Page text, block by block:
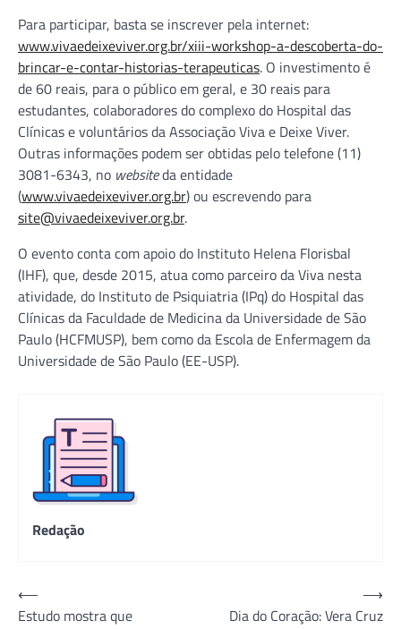
Para participar, basta se inscrever pela internet:
www.vivaedeixeviver.org.br/xiii-workshop-a-descoberta-do-
brincar-e-contar-historias-terapeuticas. O investimento é
de 60 reais, para o público em geral, e 30 reais para
estudantes, colaboradores do complexo do Hospital das
Clínicas e voluntários da Associação Viva e Deixe Viver.
Outras informações podem ser obtidas pelo telefone (11)
3081-6343, no websiteda entidade
(www.vivaedeixeviver.org.br) ou escrevendo para
site@vivaedeixeviver.org.br.
O evento conta com apoio do Instituto Helena Florisbal
(IHF), que, desde 2015, atua como parceiro da Viva nesta
atividade, do Instituto de Psiquiatria (IPq) do Hospital das
Clínicas da Faculdade de Medicina da Universidade de São
Paulo (HCFMUSP), bem como da Escola de Enfermagem da
Universidade de São Paulo (EE-USP).
Redação
Navegação
⟵
Estudo mostra que
Dia do Coração: Vera Cruz
⟶